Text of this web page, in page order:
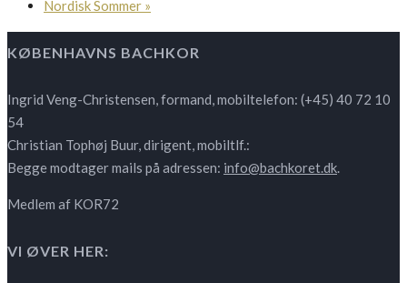
Nordisk Sommer »
KØBENHAVNS BACHKOR
Ingrid Veng-Christensen, formand, mobiltelefon: (+45) 40 72 10
54
Christian Tophøj Buur, dirigent, mobiltlf.:
Begge modtager mails på adressen: info@bachkoret.dk.
Medlem af KOR72
VI ØVER HER: